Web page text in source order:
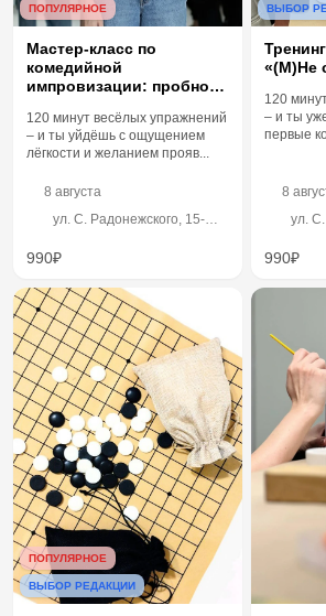
ПОПУЛЯРНОЕ
Мастер-класс по
комедийной
импровизации: пробное
120 минут весёлых упражнений
– и ты уйдёшь с ощущением
лёгкости и желанием прояв...
8 августа
ул. С. Радонежского, 15-
990₽
ВЫБОР
«(М)Не
120
– и ты
первые
8
ул.
990₽
ПОПУЛЯРНОЕ
ВЫБОР РЕДАКЦИИ